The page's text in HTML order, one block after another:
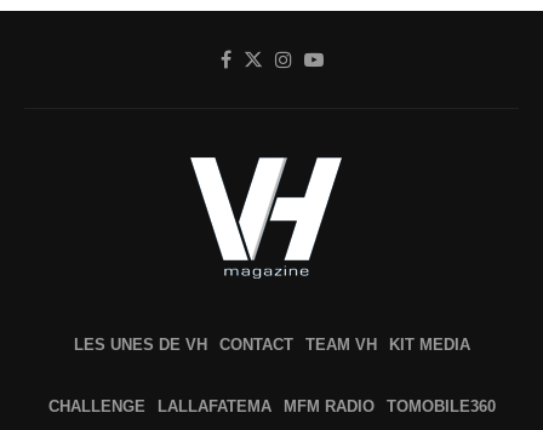
LES UNES DE VH CONTACT TEAM VH KIT MEDIA
CHALLENGE LALLAFATEMA MFM RADIO TOMOBILE360